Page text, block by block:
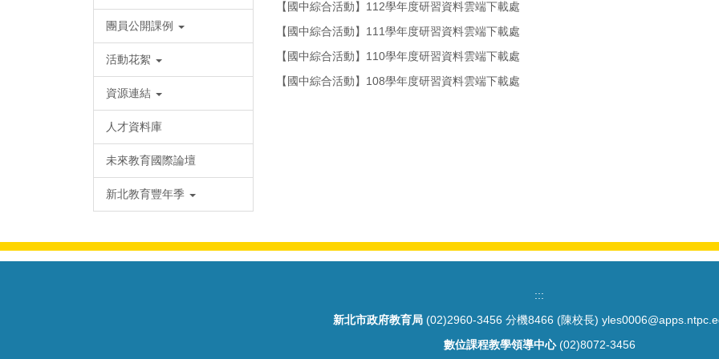
團員公開課例
活動花絮
資源連結
人才資料庫
未來教育國際論壇
新北教育豐年季
【國中綜合活動】112學年度研習資料雲端下載處
【國中綜合活動】111學年度研習資料雲端下載處
【國中綜合活動】110學年度研習資料雲端下載處
【國中綜合活動】108學年度研習資料雲端下載處
:::
新北市政府教育局 (02)2960-3456 分機8466 (陳校長)
數位課程教學領導中心(02)8072-3456